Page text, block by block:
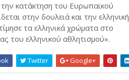
κατάκτηση του Ευρωπαϊκού
στην δουλειά και την ελληνική
τα ελληνικά χρώματα στο
του ελληνικού αθλητισμού».
Twitter Google+